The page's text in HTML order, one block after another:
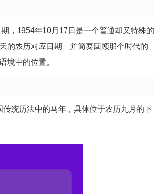
，1954年10月17日是一个普通却又特殊的
的农历对应日期，并简要回顾那个时代的
境中的位置。
传统历法中的马年，具体位于农历九月的下